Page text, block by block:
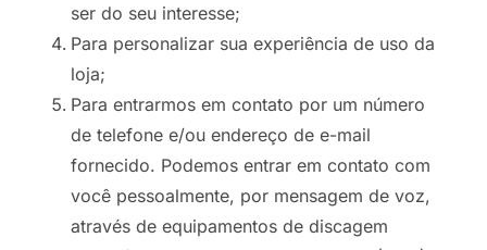
ser do seu interesse;
Para personalizar sua experiência de uso da
loja;
Para entrarmos em contato por um número
de telefone e/ou endereço de e-mail
fornecido. Podemos entrar em contato com
você pessoalmente, por mensagem de voz,
através de equipamentos de discagem